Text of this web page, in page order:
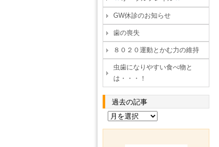
GW休診のお知らせ
歯の喪失
８０２０運動とかむ力の維持
虫歯になりやすい食べ物と
は・・・！
過去の記事